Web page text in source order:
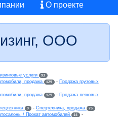
О проекте
ООО
услуги 93
продажа 129 - Продажа грузовых
продажа 129 - Продажа легковых
9 - Спецтехника, продажа 75
/ Прокат автомобилей 14
-